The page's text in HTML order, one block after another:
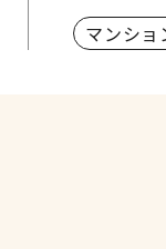
マンショ